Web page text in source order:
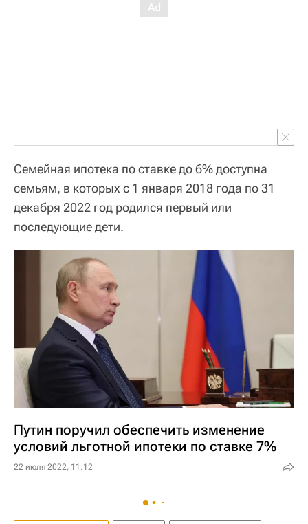
Семейная ипотека по ставке до 6% доступна
семьям, в которых с 1 января 2018 года по 31
декабря 2022 год родился первый или
последующие дети.
Путин поручил обеспечить изменение
условий льготной ипотеки по ставке 7%
22 июля 2022, 11:12